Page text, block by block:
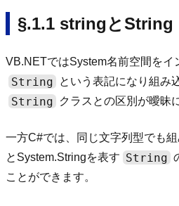
stringとString
VB.NETではSystem名前空間をイ
String という表記になり組み
String クラスとの区別が曖昧
一方C#では、同じ文字列型でも
とSystem.Stringを表す String
ことができます。